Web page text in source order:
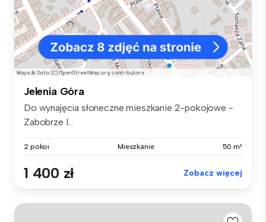
Jelenia Góra
Do wynajęcia słoneczne mieszkanie 2-pokojowe -
Zabobrze I...
2 pokoi Mieszkanie 50 m²
1 400 zł Zobacz więcej